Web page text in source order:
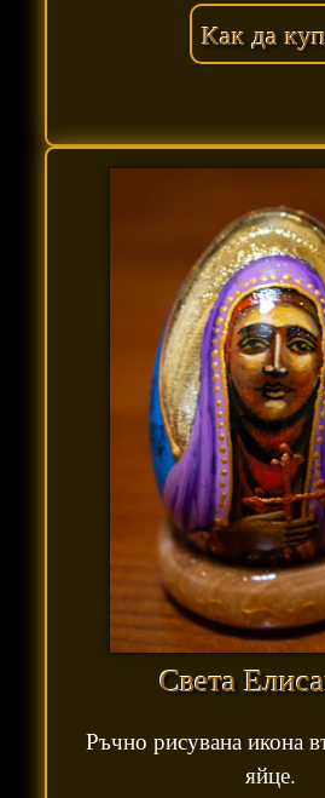
Как да
Света
Ръчно рисувана икона
яйце.